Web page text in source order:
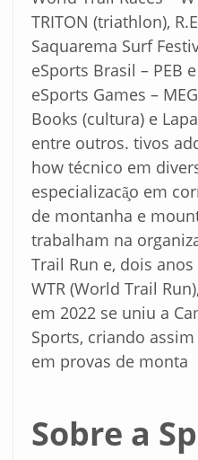
TRITON (triathlon),
Saquarema Surf
eSports Brasil – PEB
eSports Games –
Books (cultura) e
entre outros. tivos
how técnico em
especializacã̧o em
de montanha e
trabalham na
Trail Run e, dois
WTR (World Trail
em 2022 se uniu a
Sports, criando
em provas de monta
Sobre a